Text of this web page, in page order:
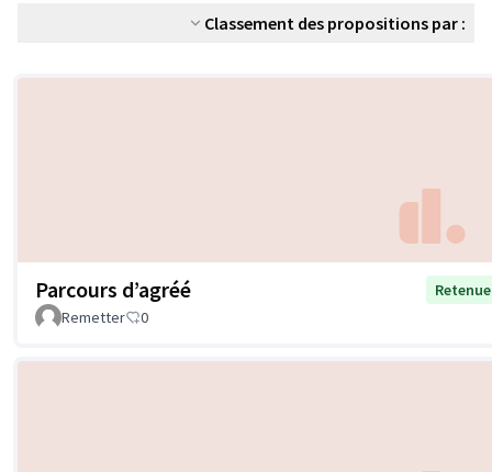
Classement des propositions par :
Parcours d’agréé
Retenue
Remetter
0